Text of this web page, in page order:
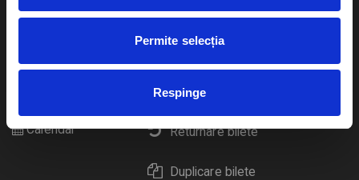
Permite selecția
Respinge
Plata online sau cash
eBilet printat acasa
Livrare prin curier
Returnare bilete
Duplicare bilete
festivaluri
Cultura
Calendar